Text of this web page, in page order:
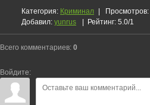
Категория: Криминал | Просмотров:
Добавил: yunrus | Рейтинг: 5.0/1
Всего комментариев: 0
Войдите: